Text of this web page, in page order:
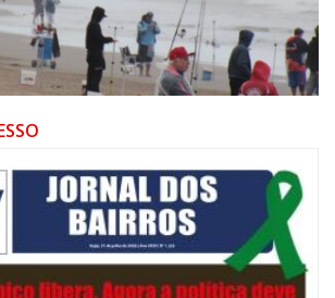
vai celebrar o aniversário de Navegantes